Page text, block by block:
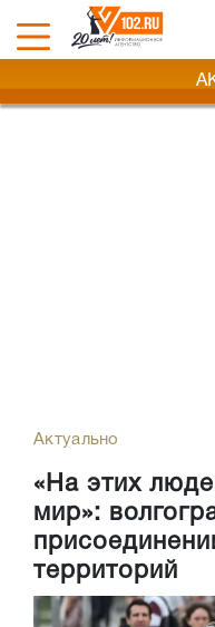
Актуально
«На этих
мир»:
территорий